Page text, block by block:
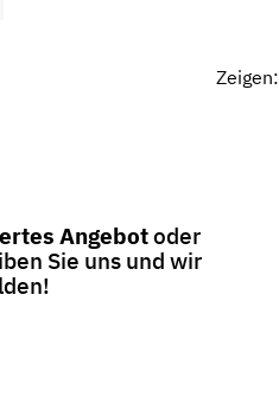
Zeigen:
Angebotoder
Sie uns und wir